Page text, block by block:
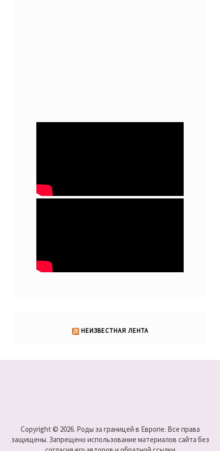
НЕИЗВЕСТНАЯ ЛЕНТА
Copyright © 2026. Роды за границей в Европе. Все права
защищены. Запрещено использование материалов сайта без